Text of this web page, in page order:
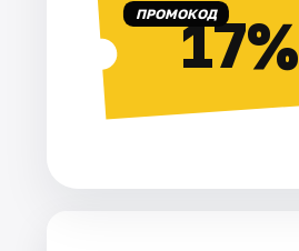
Рейтинги ПРОМОКОД17%